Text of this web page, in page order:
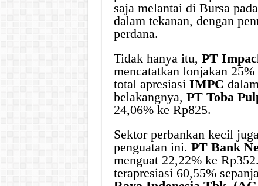
saja melantai di Bursa
dalam tekanan, dengan
perdana.
Tidak hanya itu, PT
mencatatkan lonjakan
total apresiasi IMPC
belakangnya, PT Toba
24,06% ke Rp825.
Sektor perbankan kecil
penguatan ini. PT Bank
menguat 22,22% ke
terapresiasi 60,55%